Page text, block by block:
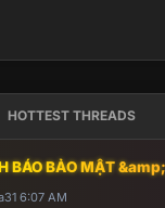
HOTTEST THREADS
BÁO BẢO MẬT
6:07 AM